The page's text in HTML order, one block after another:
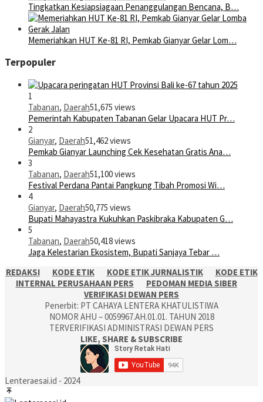
Tingkatkan Kesiapsiagaan Penanggulangan Bencana, B…
Memeriahkan HUT Ke-81 RI, Pemkab Gianyar Gelar Lom…
Terpopuler
1
Tabanan, Daerah51,675 views
Pemerintah Kabupaten Tabanan Gelar Upacara HUT Pr…
2
Gianyar, Daerah51,462 views
Pemkab Gianyar Launching Cek Kesehatan Gratis Ana…
3
Tabanan, Daerah51,100 views
Festival Perdana Pantai Pangkung Tibah Promosi Wi…
4
Gianyar, Daerah50,775 views
Bupati Mahayastra Kukuhkan Paskibraka Kabupaten G…
5
Tabanan, Daerah50,418 views
Jaga Kelestarian Ekosistem, Bupati Sanjaya Tebar …
REDAKSI
KODE ETIK KODE ETIK JURNALISTIK
KODE ETIK
INTERNAL PERUSAHAAN PERS
PEDOMAN MEDIA SIBER
VERIFIKASI DEWAN PERS
Penerbit: PT CAHAYA LENTERA KHATULISTIWA
NOMOR AHU – 0059967.AH.01.01. TAHUN 2018
TERVERIFIKASI ADMINISTRASI DEWAN PERS
LIKE, SHARE & SUBSCRIBE
Lenteraesai.id - 2024